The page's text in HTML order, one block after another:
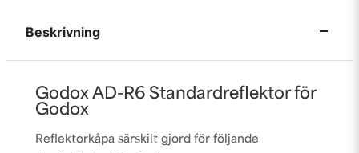
Beskrivning
Godox AD-R6 Standardreflektor för
Godox
Reflektorkåpa särskilt gjord för följande